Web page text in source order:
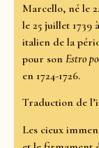
Marcello, né le
le 25 juillet 1739
italien de la
pour son Estro
en 1724-1726.
Traduction de
Les cieux